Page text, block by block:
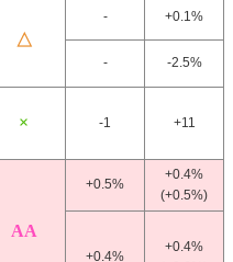
- +0.1%
- -2.5%
-1 +11
+0.5%
+0.4%
(+0.5%)
+0.4%
+0.4%